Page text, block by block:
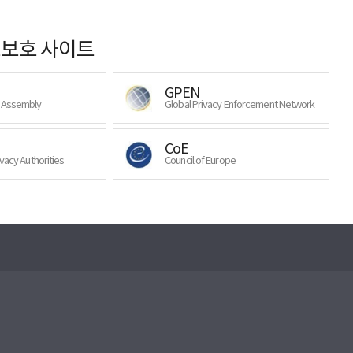
호 사이트
GPEN
Global Privacy Enforcement Network
Authorities
CoE
Council of Europe